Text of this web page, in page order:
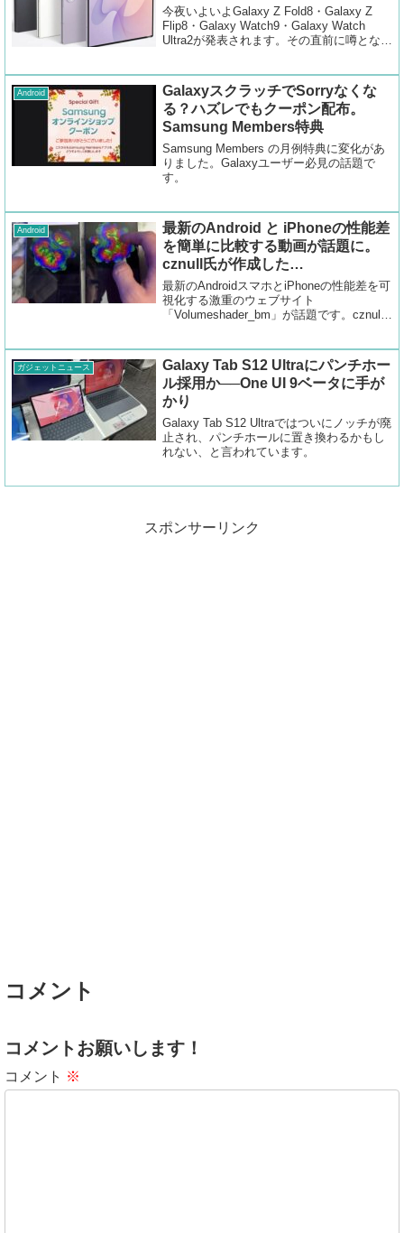
今夜いよいよGalaxy Z Fold8・Galaxy Z
Flip8・Galaxy Watch9・Galaxy Watch
Ultra2が発表されます。その直前に噂となっ
Android
GalaxyスクラッチでSorryなくな
る？ハズレでもクーポン配布。
Samsung Members特典
Samsung Members の月例特典に変化があ
りました。Galaxyユーザー必見の話題で
す。
Android
最新のAndroid と iPhoneの性能差
を簡単に比較する動画が話題に。
cznull氏が作成した
volumeshader_bmにて
最新のAndroidスマホとiPhoneの性能差を可
視化する激重のウェブサイト
「Volumeshader_bm」が話題です。cznull
はスムーズです。
ガジェットニュース
Galaxy Tab S12 Ultraにパンチホー
ル採用か──One UI 9ベータに手が
かり
Galaxy Tab S12 Ultraではついにノッチが廃
止され、パンチホールに置き換わるかもし
れない、と言われています。
スポンサーリンク
コメント
コメントお願いします！
コメント ※